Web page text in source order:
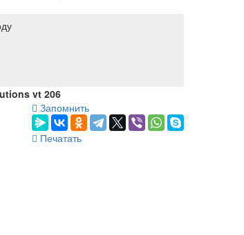
vt 206
Запомнить
Печатать